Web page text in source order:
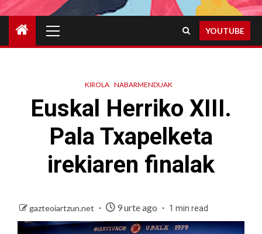
Menu
YOUTUBE
KIROLA NABARMENDUAK
Euskal Herriko XIII.
Pala Txapelketa
irekiaren finalak
gazteoiartzun.net 9 urte ago 1 min read